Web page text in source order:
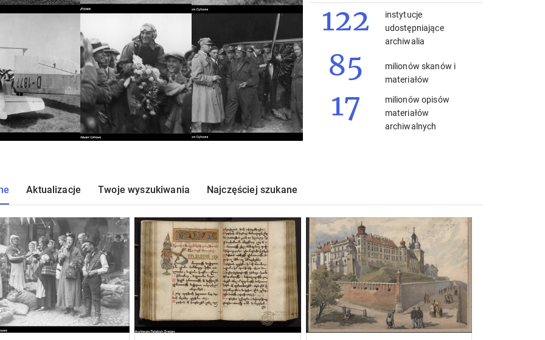
122
instytucje
udostępniające
archiwalia
85
milionów skanów i
materiałów
17
milionów opisów
materiałów
archiwalnych
Aktualizacje Twoje wyszukiwania Najczęściej szukane